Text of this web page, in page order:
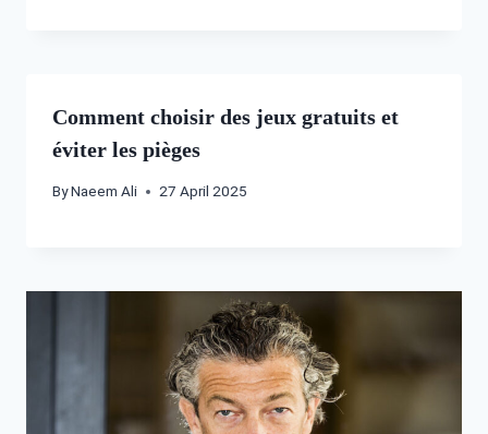
Comment choisir des jeux gratuits et
éviter les pièges
ByNaeem Ali 27 April 2025